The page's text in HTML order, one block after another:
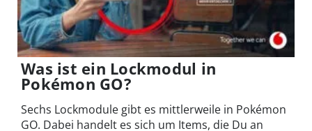
Was ist ein Lockmodul in
Pokémon GO?
Sechs Lockmodule gibt es mittlerweile in Pokémon
GO. Dabei handelt es sich um Items, die Du an